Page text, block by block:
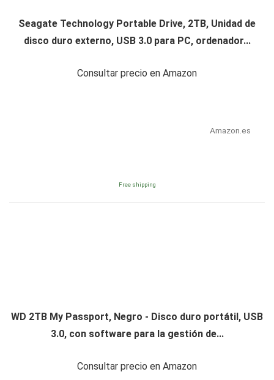
Seagate Technology Portable Drive, 2TB, Unidad de
disco duro externo, USB 3.0 para PC, ordenador...
Consultar precio en Amazon
Amazon.es
Free shipping
WD 2TB My Passport, Negro - Disco duro portátil, USB
3.0, con software para la gestión de...
Consultar precio en Amazon